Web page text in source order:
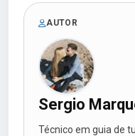
AUTOR
Sergio
Técnico em guia de